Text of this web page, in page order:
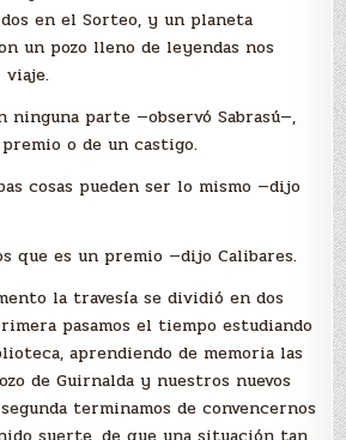
en el Sorteo, y un planeta
un pozo lleno de leyendas nos
viaje.
ninguna parte —observó Sabrasú—,
o de un castigo.
cosas pueden ser lo mismo —dijo
que es un premio —dijo Calibares.
la travesía se dividió en dos
pasamos el tiempo estudiando
aprendiendo de memoria las
de Guirnalda y nuestros nuevos
terminamos de convencernos